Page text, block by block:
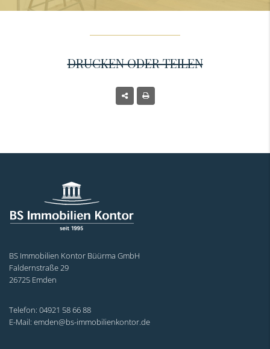
DRUCKEN ODER TEILEN
BS Immobilien Kontor Büürma GmbH
Faldernstraße 29
26725 Emden
Telefon: 04921 58 66 88
E-Mail: emden@bs-immobilienkontor.de